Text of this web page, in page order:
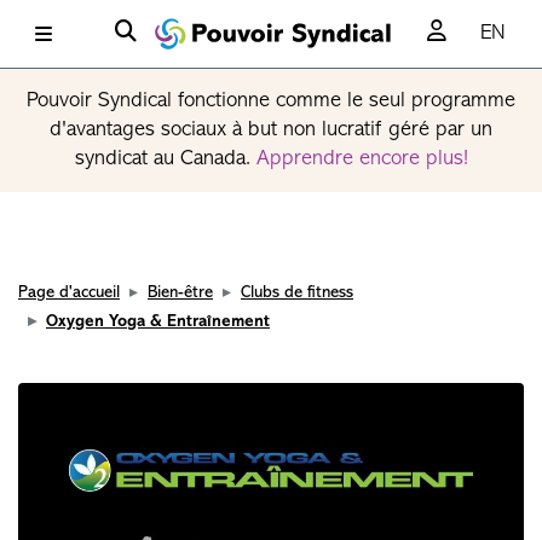
EN
Pouvoir Syndical fonctionne comme le seul programme
d'avantages sociaux à but non lucratif géré par un
syndicat au Canada. Apprendre encore plus!
Page d'accueil Bien-être
Clubs de fitness
Oxygen Yoga & Entraînement